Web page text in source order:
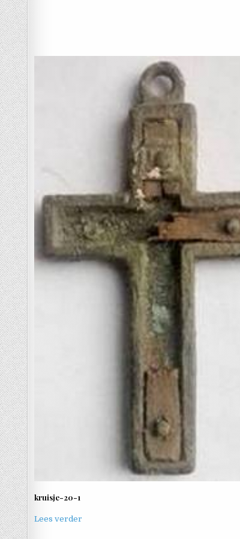
kruisje-20-1
Lees verder